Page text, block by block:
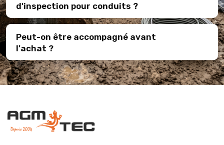
d'inspection pour conduits ?
Peut-on être accompagné avant
l'achat ?